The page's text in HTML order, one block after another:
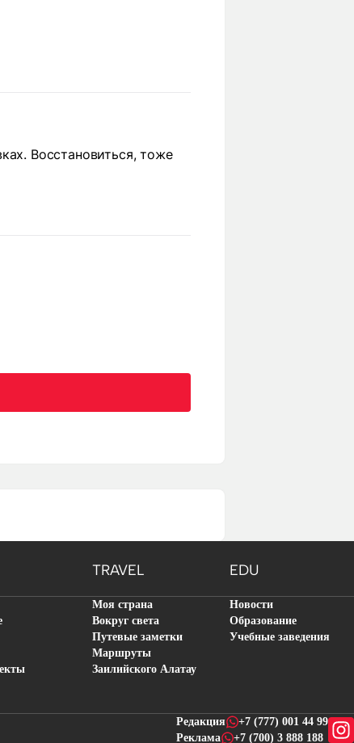
Восстановиться, тоже
TRAVEL EDU
Моя страна
Вокруг света
Путевые заметки
Маршруты
Заилийского Алатау
Новости
Образование
Учебные заведения
Редакция
+7 (777) 001 44 99
Реклама
+7 (700) 3 888 188